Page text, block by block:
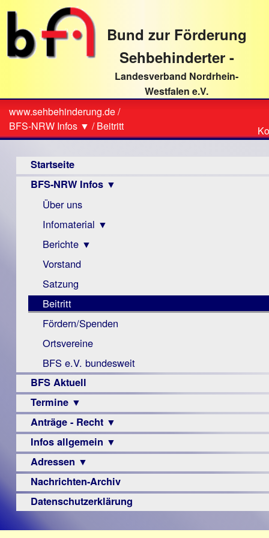
direkt
Textinhalt
Bund zur Förderung
Sehbehinderter -
Landesverband Nordrhein-
Westfalen e.V.
Sie
sind
hier
www.sehbehinderung.de/
BFS-NRW Infos ▼ /Beitritt
Startseite
BFS-NRW Infos ▼
Über uns
Infomaterial ▼
Visus
Zeitschrift
Monokular
Mac
Instagram-
Links
Berichte ▼
Archiv
Berichte
Vorstand
Satzung
Beitritt
Fördern/Spenden
Ortsvereine
BFS e.V. bundesweit
BFS Aktuell
Termine ▼
Veranstaltungsprogramme
Anträge - Recht ▼
Archiv
Urteile
Infos allgemein ▼
Sehbehinderung
Frühförderung
Schule
–
Adressen ▼
Augenoptiker
Berufsbildungswerke
Nachrichten-Archiv
Datenschutzerklärung